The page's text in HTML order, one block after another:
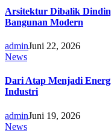
Arsitektur Dibalik
Bangunan Modern
adminJuni 22, 2026
News
Dari Atap Menjadi
Industri
adminJuni 19, 2026
News